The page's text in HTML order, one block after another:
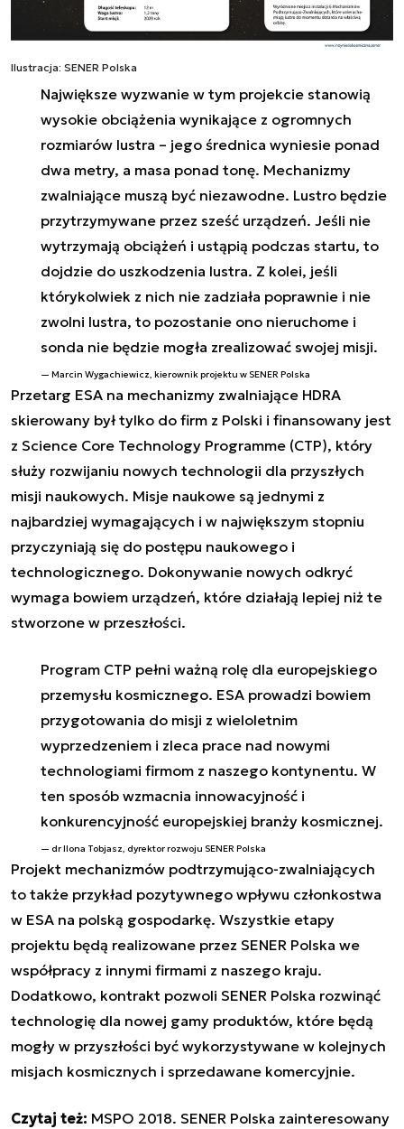
Ilustracja: SENER Polska
Największe wyzwanie w tym projekcie stanowią
wysokie obciążenia wynikające z ogromnych
rozmiarów lustra – jego średnica wyniesie ponad
dwa metry, a masa ponad tonę. Mechanizmy
zwalniające muszą być niezawodne. Lustro będzie
przytrzymywane przez sześć urządzeń. Jeśli nie
wytrzymają obciążeń i ustąpią podczas startu, to
dojdzie do uszkodzenia lustra. Z kolei, jeśli
którykolwiek z nich nie zadziała poprawnie i nie
zwolni lustra, to pozostanie ono nieruchome i
sonda nie będzie mogła zrealizować swojej misji.
Marcin Wygachiewicz, kierownik projektu w SENER Polska
Przetarg ESA na mechanizmy zwalniające HDRA
skierowany był tylko do firm z Polski i finansowany jest
z Science Core Technology Programme (CTP), który
służy rozwijaniu nowych technologii dla przyszłych
misji naukowych. Misje naukowe są jednymi z
najbardziej wymagających i w największym stopniu
przyczyniają się do postępu naukowego i
technologicznego. Dokonywanie nowych odkryć
wymaga bowiem urządzeń, które działają lepiej niż te
stworzone w przeszłości.
Program CTP pełni ważną rolę dla europejskiego
przemysłu kosmicznego. ESA prowadzi bowiem
przygotowania do misji z wieloletnim
wyprzedzeniem i zleca prace nad nowymi
technologiami firmom z naszego kontynentu. W
ten sposób wzmacnia innowacyjność i
konkurencyjność europejskiej branży kosmicznej.
dr Ilona Tobjasz, dyrektor rozwoju SENER Polska
Projekt mechanizmów podtrzymująco-zwalniających
to także przykład pozytywnego wpływu członkostwa
w ESA na polską gospodarkę. Wszystkie etapy
projektu będą realizowane przez SENER Polska we
współpracy z innymi firmami z naszego kraju.
Dodatkowo, kontrakt pozwoli SENER Polska rozwinąć
technologię dla nowej gamy produktów, które będą
mogły w przyszłości być wykorzystywane w kolejnych
misjach kosmicznych i sprzedawane komercyjnie.
Czytaj też: MSPO 2018. SENER Polska zainteresowany